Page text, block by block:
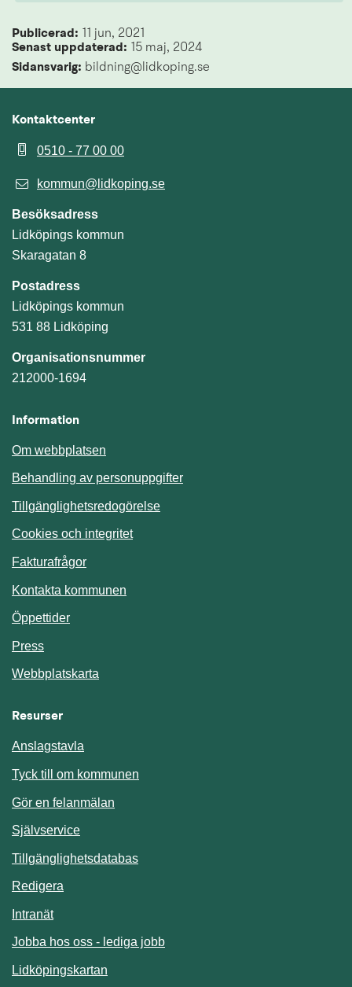
Publicerad: 11 jun, 2021
Senast uppdaterad: 15 maj, 2024
Sidansvarig: bildning@lidkoping.se
Kontaktcenter
0510 - 77 00 00
kommun@lidkoping.se
Besöksadress
Lidköpings kommun
Skaragatan 8
Postadress
Lidköpings kommun
531 88 Lidköping
Organisationsnummer
212000-1694
Information
Om webbplatsen
Behandling av personuppgifter
Tillgänglighetsredogörelse
Cookies och integritet
Fakturafrågor
Kontakta kommunen
Öppettider
Press
Webbplatskarta
Resurser
Anslagstavla
Tyck till om kommunen
Gör en felanmälan
SjälvserviceLänk till annan webbplats.
TillgänglighetsdatabasLänk till annan webbplats.
Redigera
IntranätLänk till annan webbplats.
Jobba hos oss - lediga jobb
Lidköpingskartan